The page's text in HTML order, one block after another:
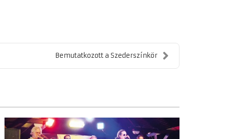
Bemutatkozott a Szederszínkör